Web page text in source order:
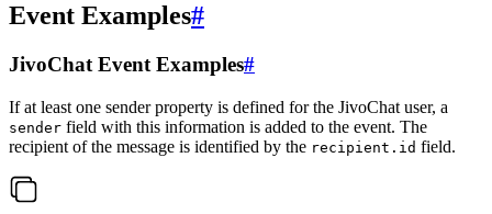
Event Examples#
JivoChat Event Examples#
If at least one sender property is defined for the JivoChat user, a
sender field with this information is added to the event. The
recipient of the message is identified by the recipient.id field.